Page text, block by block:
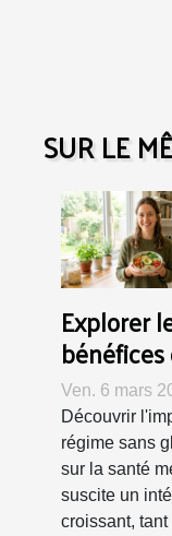
SUR LE
Explorer
régime
gluten
santé
Ven. 6 mars
Découvrir
régime sans
sur la santé
suscite un
croissant, tant